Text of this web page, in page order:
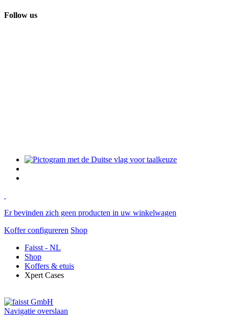
Follow us
Er bevinden zich geen producten in uw winkelwagen
Koffer configureren Shop
Faisst - NL
Shop
Koffers & etuis
Xpert Cases
Navigatie overslaan